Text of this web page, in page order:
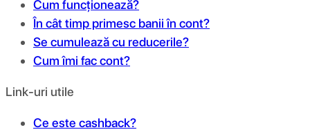
Cum funcționează?
În cât timp primesc banii în cont?
Se cumulează cu reducerile?
Cum îmi fac cont?
Link-uri utile
Ce este cashback?